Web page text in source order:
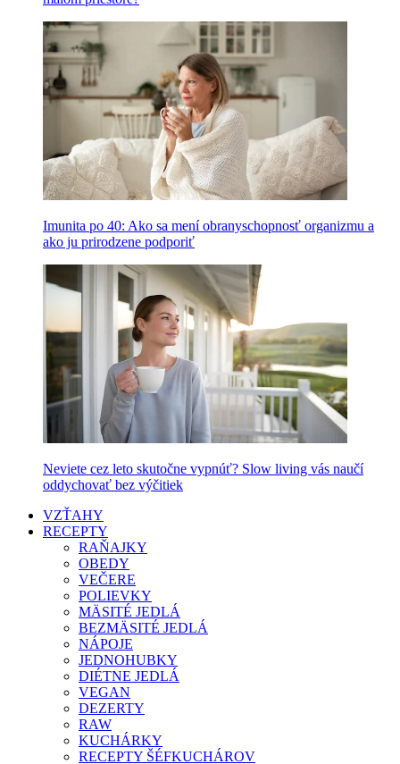
Imunita po 40: Ako sa mení obranyschopnosť organizmu a
ako ju prirodzene podporiť
Neviete cez leto skutočne vypnúť? Slow living vás naučí
oddychovať bez výčitiek
VZŤAHY
RECEPTY
RAŇAJKY
OBEDY
VEČERE
POLIEVKY
MÄSITÉ JEDLÁ
BEZMÄSITÉ JEDLÁ
NÁPOJE
JEDNOHUBKY
DIÉTNE JEDLÁ
VEGAN
DEZERTY
RAW
KUCHÁRKY
RECEPTY ŠÉFKUCHÁROV